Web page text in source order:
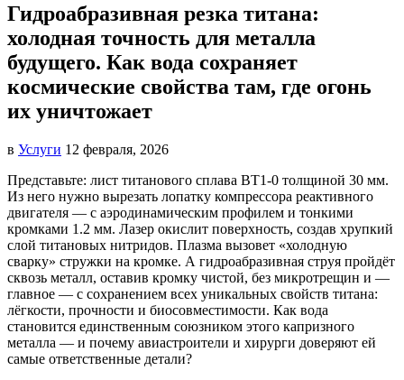
Гидроабразивная резка титана:
холодная точность для металла
будущего. Как вода сохраняет
космические свойства там, где огонь
их уничтожает
в Услуги 12 февраля, 2026
Представьте: лист титанового сплава ВТ1-0 толщиной 30 мм.
Из него нужно вырезать лопатку компрессора реактивного
двигателя — с аэродинамическим профилем и тонкими
кромками 1.2 мм. Лазер окислит поверхность, создав хрупкий
слой титановых нитридов. Плазма вызовет «холодную
сварку» стружки на кромке. А гидроабразивная струя пройдёт
сквозь металл, оставив кромку чистой, без микротрещин и —
главное — с сохранением всех уникальных свойств титана:
лёгкости, прочности и биосовместимости. Как вода
становится единственным союзником этого капризного
металла — и почему авиастроители и хирурги доверяют ей
самые ответственные детали?